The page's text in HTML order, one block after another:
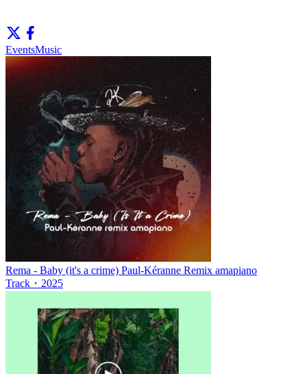
EventsMusic
Rema - Baby (it's a crime) Paul-Kéranne Remix amapiano
Track ・ 2025